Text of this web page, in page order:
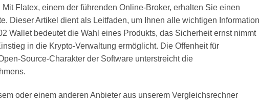
Flatex, einem der führenden Online-Broker, erhalten Sie einen
Dieser Artikel dient als Leitfaden, um Ihnen alle wichtigen
Wallet bedeutet die Wahl eines Produkts, das Sicherheit ernst nimmt
in die Krypto-Verwaltung ermöglicht. Die Offenheit für
Source-Charakter der Software unterstreicht die
oder einem anderen Anbieter aus unserem Vergleichsrechner